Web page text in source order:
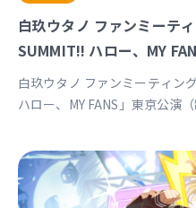
白玖ウタノ ファンミーテ
SUMMIT!! ハロー、MY
白玖ウタノ ファンミーティン
ハロー、MY FANS」東京公演（